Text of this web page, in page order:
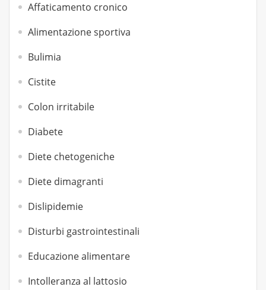
Affaticamento cronico
Alimentazione sportiva
Bulimia
Cistite
Colon irritabile
Diabete
Diete chetogeniche
Diete dimagranti
Dislipidemie
Disturbi gastrointestinali
Educazione alimentare
Intolleranza al lattosio